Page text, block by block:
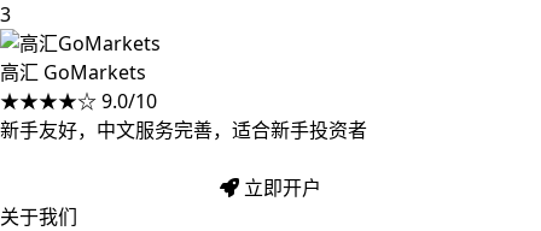
3
高汇 GoMarkets
★★★★☆9.0/10
新手友好，中文服务完善，适合新手投资者
立即开户
关于我们